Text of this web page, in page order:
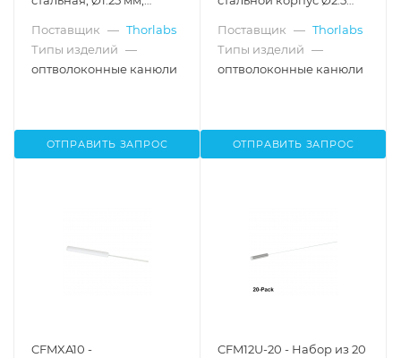
0.50 NA, длина волокна:
20 мм, Thorlabs
Поставщик — Thorlabs
Типы изделий —
оптволоконные канюли
ОТПРАВИТЬ ЗАПРОС
сердцевины Ø200 мкм,
числовая апертура 0.50,
длина оптоволокна 2 мм,
Поставщик — Thorlabs
Типы изделий —
оптволоконные канюли
ОТПРАВИТЬ ЗАПРОС
CFMXA10 -
CFM12U-20 - Набор из 20